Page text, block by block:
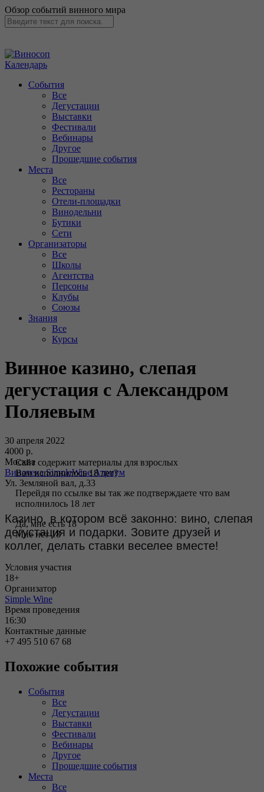
Обзор событий винного мира
Календарь
События
Все
Дегустации
Выставки
Фестивали
Вебинары
Другое
Прошедшие события
Места
Все
Рестораны
Отели-площадки
Винодельни
Бутики
Сети
Организаторы
Все
Школы
Агентства
Персоны
Клубы
Союзы
Знания
Все
Курсы
Винное казино, слепая
дегустация с Александром
Поляевым
30 апреля 2022
4000 р.
Москва
Винотека SimpleWine Атриум
Ул. Земляной вал, д.33
Казино, в котором всё законно: вино, слепая
дегустация и подарки. Зовите друзей и
коллег, делать ставки веселее вместе!
Условия участия
18+
Организатор
Simple Wine
Время проведения
16:30
Контактные данные
+7 495 510 67 68
Похожие события
События
Все
Дегустации
Выставки
Фестивали
Вебинары
Другое
Прошедшие события
Места
Все
Сайт содержит материалы для взрослых
Вам исполнилось 18 лет?
Перейдя по ссылке вы так же подтверждаете что вам
исполнилось 18 лет
Да, мне есть 18
Мне нет 18